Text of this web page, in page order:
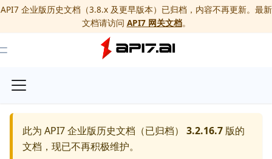
API7 企业版历史文档（3.8.x 及更早版本）已归档，内容不再更新。最新
文档请访问 API7 网关文档。
Toggle Menu
此为 API7 企业版历史文档（已归档） 3.2.16.7 版的
文档，现已不再积极维护。